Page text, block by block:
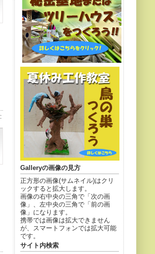
Galleryの画像の見方
正方形の画像(サムネイル)はクリ
ックすると拡大します。
画像の右中央の三角で「次の画
像」、左中央の三角で「前の画
像」になります。
携帯では画像は拡大できません
が、スマートフォンでは拡大可能
です。
サイト内検索